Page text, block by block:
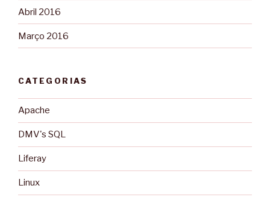
Abril 2016
Março 2016
CATEGORIAS
Apache
DMV's SQL
Liferay
Linux